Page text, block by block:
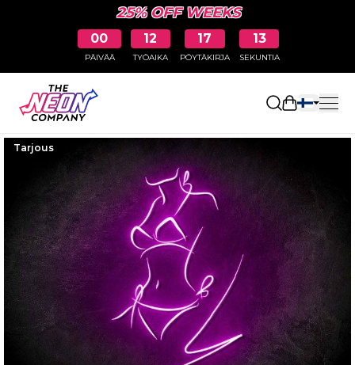
25% OFF WEEKS
00
PÄIVÄÄ
12
TYÖAIKA
17
PÖYTÄKIRJA
12
SEKUNTIA
Avaa
Tarjous